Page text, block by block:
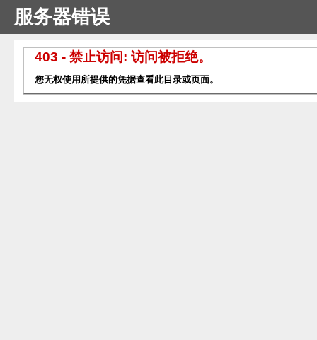
服务器错误
403 - 禁止访问: 访问被拒绝。
您无权使用所提供的凭据查看此目录或页面。